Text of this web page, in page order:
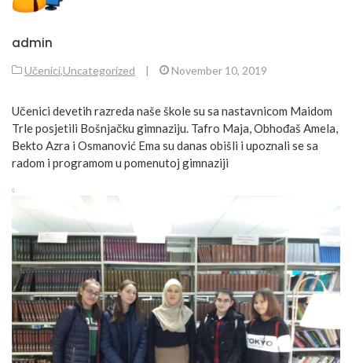
admin
Učenici,Uncategorized | November 10, 2019
Učenici devetih razreda naše škole su sa nastavnicom Maidom
Trle posjetili Bošnjačku gimnaziju. Tafro Maja, Obhođaš Amela,
Bekto Azra i Osmanović Ema su danas obišli i upoznali se sa
radom i programom u pomenutoj gimnaziji